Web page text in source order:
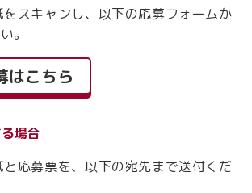
スキャンし、以下の応募フォームか
。
はこちら
場合
応募票を、以下の宛先まで送付くだ